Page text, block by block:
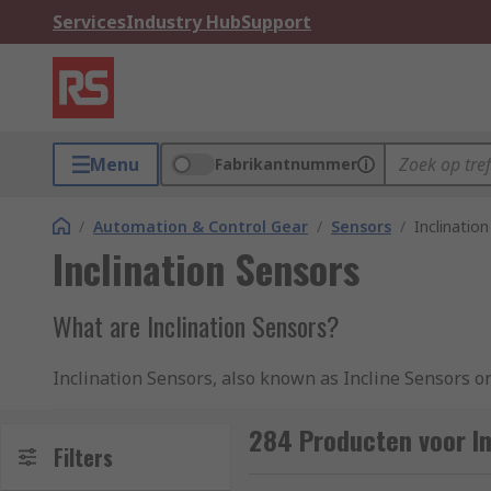
ServicesIndustry HubSupport
Menu Fabrikantnummer
/ Automation & Control Gear / Sensors /
Inclination Sensors
What are Inclination Sensors?
Inclination Sensors, also known as Incline Sensors
proportionate to gravity.
Filters 284 Producten voor